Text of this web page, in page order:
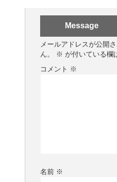
Message
メールアドレスが公開
ん。
※ が付いている欄
コメント ※
名前 ※